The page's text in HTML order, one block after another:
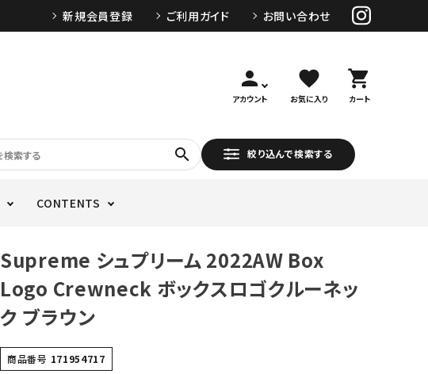
新規会員登録 ご利用ガイド お問い合わせ
person
アカウント
favorite
お気に入り
shopping_cart
カート
search 絞り込んで検索する
CONTENTS
Supreme シュプリーム 2022AW Box
Logo Crewneck ボックスロゴクルーネッ
ク ブラウン
商品番号 171954717